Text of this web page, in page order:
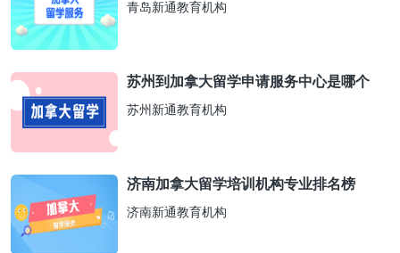
青岛新通教育机构
苏州到加拿大留学申请服务中心是哪个
苏州新通教育机构
济南加拿大留学培训机构专业排名榜
济南新通教育机构